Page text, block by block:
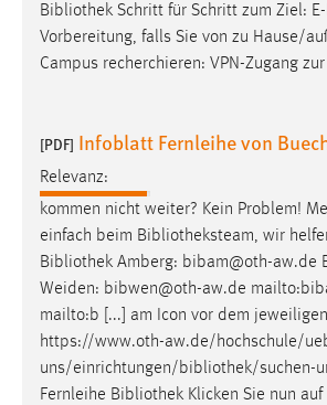
Bibliothek Schritt für Schritt zum Ziel:
Vorbereitung, falls Sie von zu Hause/
Campus recherchieren: VPN-Zugang zur
[PDF] Infoblatt Fernleihe von
Relevanz:
kommen nicht weiter? Kein Problem!
einfach beim Bibliotheksteam, wir
Bibliothek Amberg: bibam@oth-aw.de
Weiden: bibwen@oth-aw.de
mailto:b [...] am Icon vor dem
https://www.oth-aw.de/hochschule/
uns/einrichtungen/bibliothek/suchen-
Fernleihe Bibliothek Klicken Sie nun